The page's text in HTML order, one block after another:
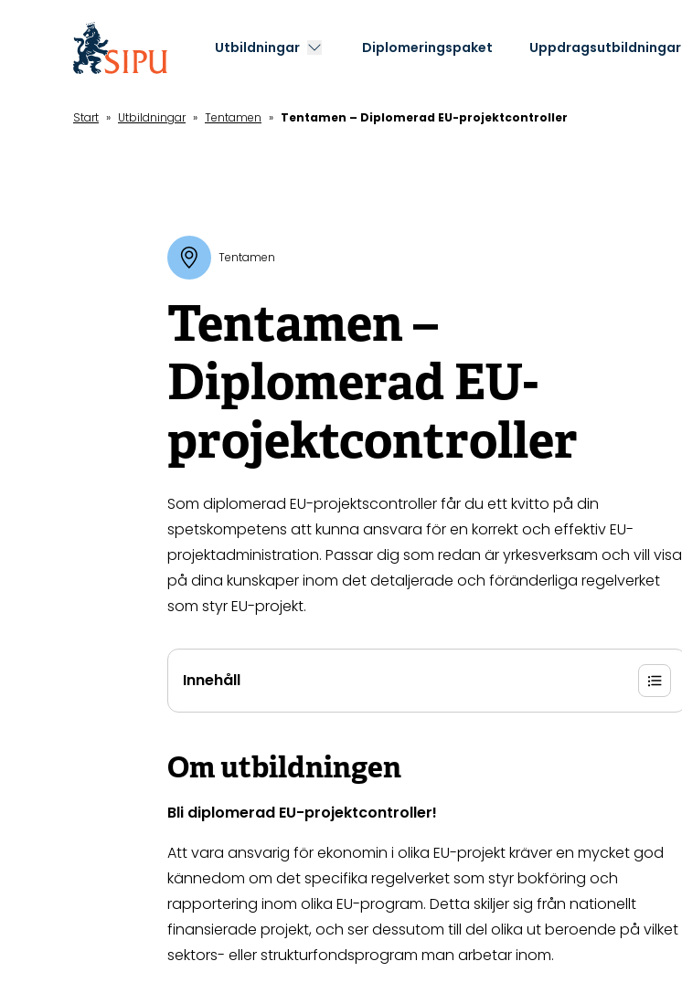
huvudinnehåll
Utbildningar Diplomeringspaket Uppdragsutbildningar
Start » Utbildningar » Tentamen » Tentamen – Diplomerad EU-projektcontroller
Tentamen
Tentamen –
Diplomerad EU-
projektcontroller
Som diplomerad EU-projektscontroller får du ett kvitto på din
spetskompetens att kunna ansvara för en korrekt och effektiv EU-
projektadministration. Passar dig som redan är yrkesverksam och vill visa
på dina kunskaper inom det detaljerade och föränderliga regelverket
som styr EU-projekt.
Innehåll
Om utbildningen
Bli diplomerad EU-projektcontroller!
Att vara ansvarig för ekonomin i olika EU-projekt kräver en mycket god
kännedom om det specifika regelverket som styr bokföring och
rapportering inom olika EU-program. Detta skiljer sig från nationellt
finansierade projekt, och ser dessutom till del olika ut beroende på vilket
sektors- eller strukturfondsprogram man arbetar inom.